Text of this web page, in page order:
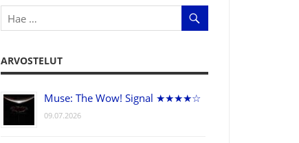
ARVOSTELUT
Muse: The Wow! Signal ★★★★☆
09.07.2026